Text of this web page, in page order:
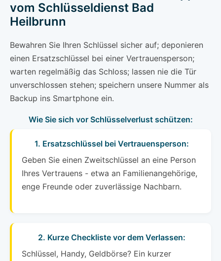
vom Schlüsseldienst Bad
Heilbrunn
Bewahren Sie Ihren Schlüssel sicher auf; deponieren
einen Ersatzschlüssel bei einer Vertrauensperson;
warten regelmäßig das Schloss; lassen nie die Tür
unverschlossen stehen; speichern unsere Nummer als
Backup ins Smartphone ein.
Wie Sie sich vor Schlüsselverlust schützen:
1. Ersatzschlüssel bei Vertrauensperson:
Geben Sie einen Zweitschlüssel an eine Person
Ihres Vertrauens - etwa an Familienangehörige,
enge Freunde oder zuverlässige Nachbarn.
2. Kurze Checkliste vor dem Verlassen:
Schlüssel, Handy, Geldbörse? Ein kurzer